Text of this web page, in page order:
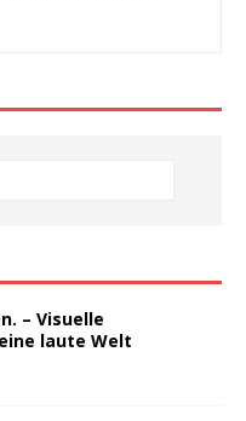
– Visuelle
laute Welt